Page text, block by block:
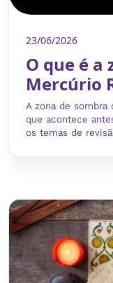
23/06/2026
O que é a
Mercúrio
A zona de sombra
que acontece
os temas de